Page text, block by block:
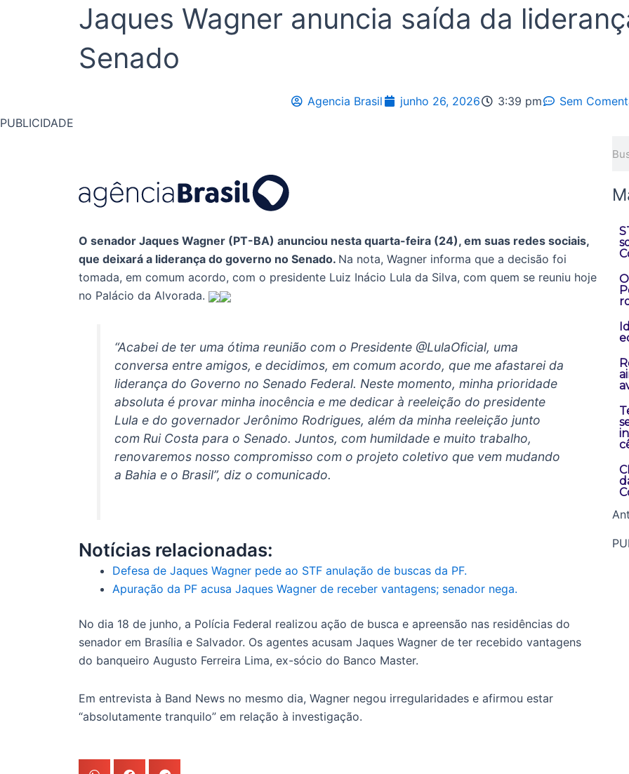
Jaques Wagner anuncia saída da
Senado
Agencia Brasil junho 26, 2026 3:39 pm
Sem
PUBLICIDADE
O senador Jaques Wagner (PT-BA) anunciou nesta quarta-feira (24), em suas redes sociais,
que deixará a liderança do governo no Senado. Na nota, Wagner informa que a decisão foi
tomada, em comum acordo, com o presidente Luiz Inácio Lula da Silva, com quem se reuniu hoje
no Palácio da Alvorada.
“Acabei de ter uma ótima reunião com o Presidente @LulaOficial, uma
conversa entre amigos, e decidimos, em comum acordo, que me afastarei da
liderança do Governo no Senado Federal. Neste momento, minha prioridade
absoluta é provar minha inocência e me dedicar à reeleição do presidente
Lula e do governador Jerônimo Rodrigues, além da minha reeleição junto
com Rui Costa para o Senado. Juntos, com humildade e muito trabalho,
renovaremos nosso compromisso com o projeto coletivo que vem mudando
a Bahia e o Brasil”, diz o comunicado.
Notícias relacionadas:
Defesa de Jaques Wagner pede ao STF anulação de buscas da PF.
Apuração da PF acusa Jaques Wagner de receber vantagens; senador nega.
No dia 18 de junho, a Polícia Federal realizou ação de busca e apreensão nas residências do
senador em Brasília e Salvador. Os agentes acusam Jaques Wagner de ter recebido vantagens
do banqueiro Augusto Ferreira Lima, ex-sócio do Banco Master.
Em entrevista à Band News no mesmo dia, Wagner negou irregularidades e afirmou estar
“absolutamente tranquilo” em relação à investigação.